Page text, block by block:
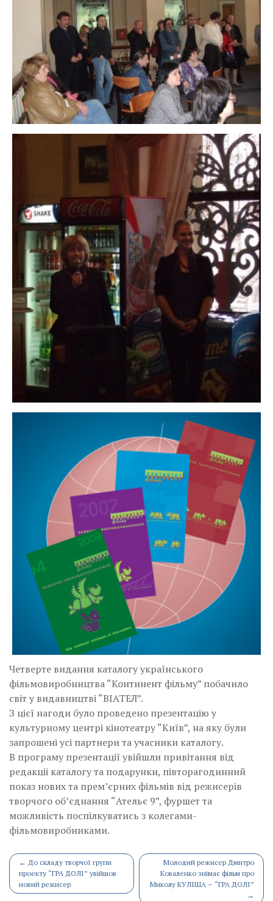
Четверте видання каталогу українського
фільмовиробництва “Континент фільму” побачило
світ у видавництві “ВІАТЕЛ”.
З цієї нагоди було проведено презентацію у
культурному центрі кінотеатру “Київ”, на яку були
запрошені усі партнери та учасники каталогу.
В програму презентації увійшли привітання від
редакціі каталогу та подарунки, півторагодинний
показ нових та прем’єрних фільмів від режисерів
творчого об’єднання “Ательє 9”, фуршет та
можливість поспілкуватись з колегами-
фільмовиробниками.
Post
navigation
← До складу творчої групи
проекту “ГРА ДОЛІ” увійшов
новий режисер
Молодий режисер Дмитро
Коваленко знімає фільм про
Миколу КУЛІША – “ГРА ДОЛІ”
→